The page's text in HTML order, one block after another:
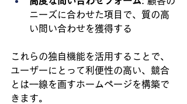
ニーズに合わせた項目で、質の高
い問い合わせを獲得する
これらの独自機能を活用することで、
ユーザーにとって利便性の高い、競合
とは一線を画すホームページを構築で
きます。